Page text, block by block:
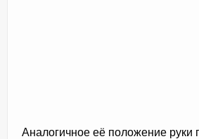
Аналогичное её положение руки